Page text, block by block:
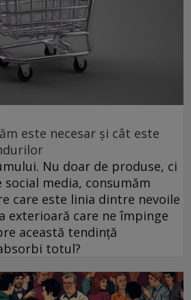
este necesar și cât este
Nu doar de produse, ci
media, consumăm
care este linia dintre nevoile
exterioară care ne împinge
această tendință
totul?